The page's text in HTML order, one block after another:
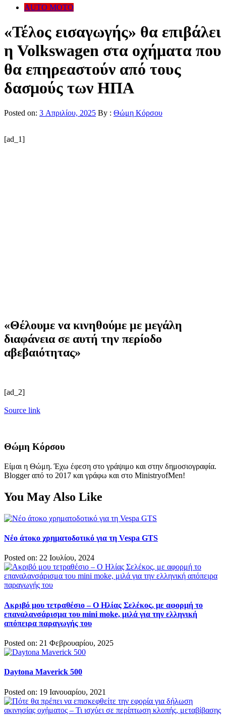
AUTO MOTO
«Τέλος εισαγωγής» θα επιβάλει
η Volkswagen στα οχήματα που
θα επηρεαστούν από τους
δασμούς των ΗΠΑ
Posted on: 3 Απριλίου, 2025 By : Θώμη Κόρσου
[ad_1]
«Θέλουμε να κινηθούμε με μεγάλη
διαφάνεια σε αυτή την περίοδο
αβεβαιότητας»
[ad_2]
Source link
Θώμη Κόρσου
Είμαι η Θώμη. Έχω έφεση στο γράψιμο και στην δημοσιογραφία.
Blogger από το 2017 και γράφω και στο MinistryofMen!
You May Also Like
Νέο άτοκο χρηματοδοτικό για τη Vespa GTS
Posted on: 22 Ιουλίου, 2024
Ακριβό μου τετραθέσιο – Ο Ηλίας Σελέκος, με αφορμή το
επαναλανσάρισμα του mini moke, μιλά για την ελληνική
απόπειρα παραγωγής του
Posted on: 21 Φεβρουαρίου, 2025
Daytona Maverick 500
Posted on: 19 Ιανουαρίου, 2021